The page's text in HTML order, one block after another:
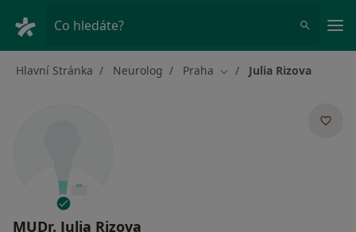
Co hledáte?
Hlavní Stránka Neurolog Praha Změna města
Julia Rizova
MUDr. Julia Rizova